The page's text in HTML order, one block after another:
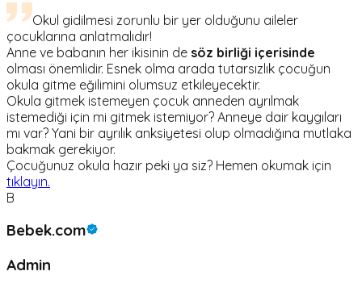
Okul gidilmesi zorunlu bir yer olduğunu aileler
çocuklarına anlatmalıdır!
Anne ve babanın her ikisinin de söz birliği içerisinde
olması önemlidir. Esnek olma arada tutarsızlık çocuğun
okula gitme eğilimini olumsuz etkileyecektir.
Okula gitmek istemeyen çocuk anneden ayrılmak
istemediği için mi gitmek istemiyor? Anneye dair kaygıları
mı var? Yani bir ayrılık anksiyetesi olup olmadığına mutlaka
bakmak gerekiyor.
Çocuğunuz okula hazır peki ya siz? Hemen okumak için
tıklayın.
B
Bebek.com
Admin